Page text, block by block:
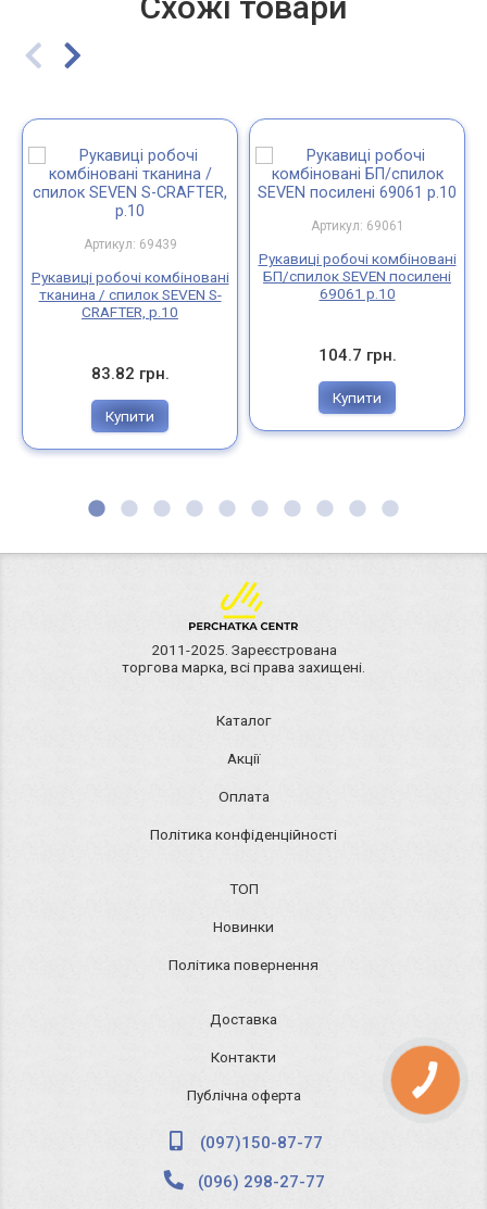
Артикул: 69439
Рукавиці робочі комбіновані
тканина / спилок SEVEN S-
CRAFTER, р.10
83.82 грн.
Купити
Артикул: 69061
Рукавиці робочі комбіновані
БП/спилок SEVEN посилені
69061 р.10
104.7 грн.
Купити
2011-2025. Зареєстрована
торгова марка, всі права захищені.
Каталог
Акції
Оплата
Політика конфіденційності
ТОП
Новинки
Політика повернення
Доставка
Контакти
Публічна оферта
(097)150-87-77
(096) 298-27-77
КНОПКА
ЗВ'ЯЗКУ